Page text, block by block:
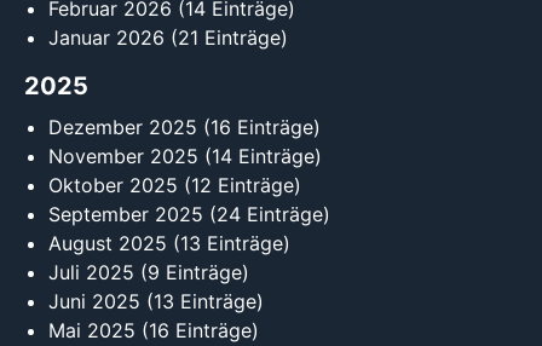
Februar 2026 (14 Einträge)
Januar 2026 (21 Einträge)
2025
Dezember 2025 (16 Einträge)
November 2025 (14 Einträge)
Oktober 2025 (12 Einträge)
September 2025 (24 Einträge)
August 2025 (13 Einträge)
Juli 2025 (9 Einträge)
Juni 2025 (13 Einträge)
Mai 2025 (16 Einträge)